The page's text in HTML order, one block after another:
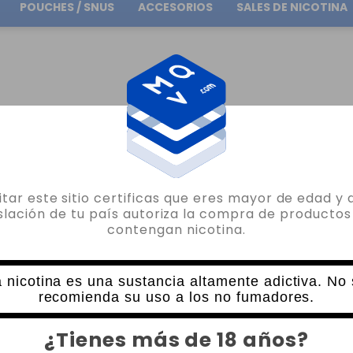
este sitio certificas que eres mayor de edad y
de tu país autoriza la compra de productos
contengan nicotina.
nicotina es una sustancia altamente adictiva. No
recomienda su uso a los no fumadores.
¿Tienes más de 18 años?
Envío gratuitoen pedidos superiores a 30.00€
POUCHES / SNUS ACCESORIOS SALES DE NICOTINA
AROMAS OIL4VAP
OIL4VAP
WHIPPED CREAM OIL4VAP FLAVOR 10ML
2 VALORACIONES
6,05€
CANTIDAD
- +